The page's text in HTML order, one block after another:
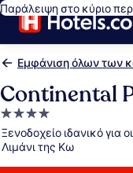
Παράλειψη στο κύριο
Εμφάνιση όλων των
Continental
Κατάλυμα
με
4.0
αστέρια
Ξενοδοχείο ιδανικό για
Λιμάνι της Κω